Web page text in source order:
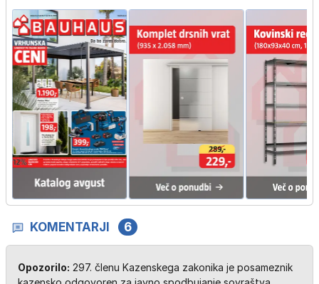
KOMENTARJI 6
Opozorilo: 297. členu Kazenskega zakonika je posameznik